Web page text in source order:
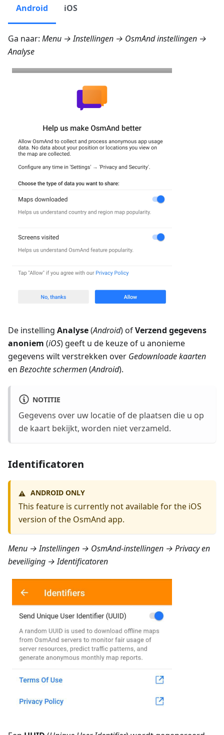
Android iOS
Ga naar: Menu → Instellingen → OsmAnd instellingen →
Analyse
De instelling Analyse(Android) ofVerzend gegevens
anoniem (iOS) geeft u de keuze of u anonieme
gegevens wilt verstrekken over Gedownloade kaarten
en Bezochte schermen(Android).
NOTITIE
Gegevens over uw locatie of de plaatsen die u op
de kaart bekijkt, worden niet verzameld.
Identificatoren
⚠️ ANDROID ONLY
This feature is currently not available for the iOS
version of the OsmAnd app.
Menu → Instellingen → OsmAnd-instellingen → Privacy en
beveiliging → Identificatoren